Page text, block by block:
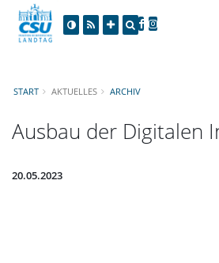
START AKTUELLES ARCHIV
Ausbau der Digitalen
20.05.2023